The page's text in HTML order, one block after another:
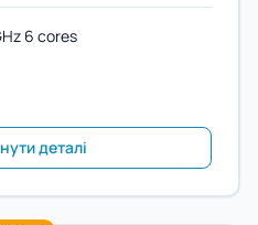
6 cores
деталі